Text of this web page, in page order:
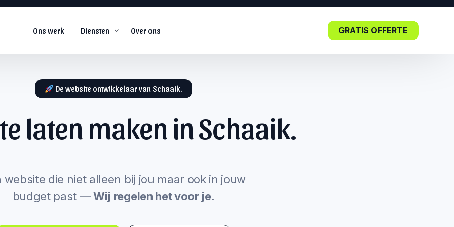
Ons werk Diensten
De#1web agency voor
snel groeiende
Lees nu: De impact van SEO in
Over ons GRATIS OFFERTE
De website ontwikkelaar van Schaaik.
laten maken inSchaaik.
website die niet alleen bij jou maar ook in jouw
budget past —Wij regelen het voor je.